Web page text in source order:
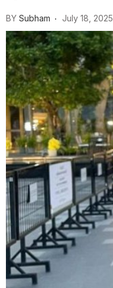
BY Subham July 18, 2025